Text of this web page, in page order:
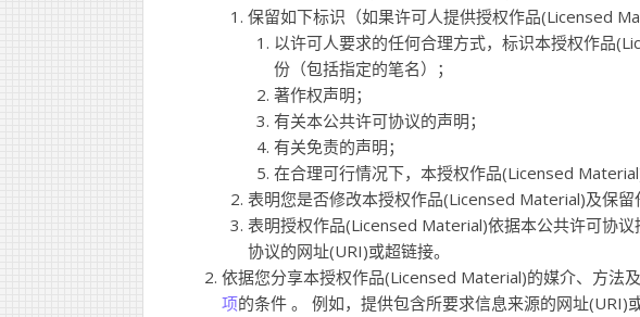
保留如下标识（如果许可人提供授权作品(Licensed
以许可人要求的任何合理方式，标识本授权作品
份（包括指定的笔名）；
著作权声明；
有关本公共许可协议的声明；
有关免责的声明；
在合理可行情况下，本授权作品(Licensed
表明您是否修改本授权作品(Licensed Material)及保
表明授权作品(Licensed Material)依据本公共许可协
协议的网址(URI)或超链接。
依据您分享本授权作品(Licensed Material)的媒介、方法
项的条件 。 例如，提供包含所要求信息来源的网址(URI)